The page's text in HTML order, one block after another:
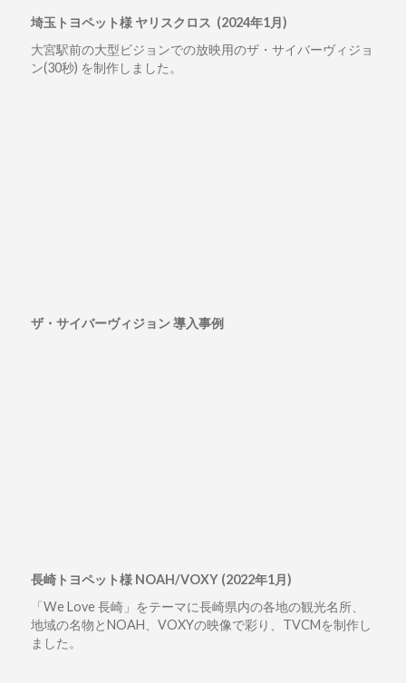
埼玉トヨペット様 ヤリスクロス (2024年1月)
大宮駅前の大型ビジョンでの放映用のザ・サイバーヴィジョ
ン(30秒) を制作しました。
ザ・サイバーヴィジョン 導入事例
長崎トヨペット様 NOAH/VOXY (2022年1月)
「We Love 長崎」をテーマに長崎県内の各地の観光名所、
地域の名物とNOAH、VOXYの映像で彩り、TVCMを制作し
ました。